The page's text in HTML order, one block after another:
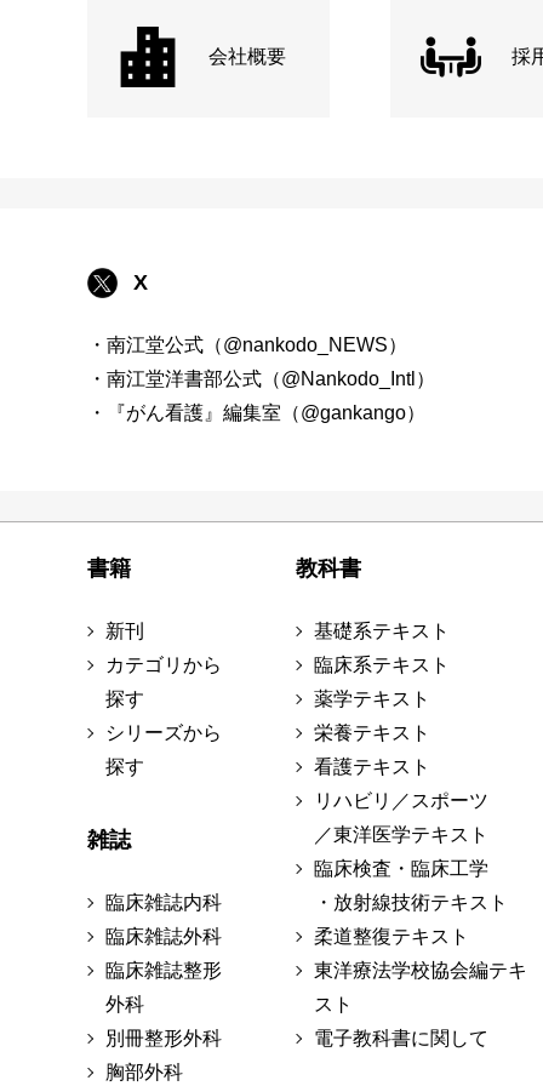
会社概要 採
X
・南江堂公式（@nankodo_NEWS）
・南江堂洋書部公式（@Nankodo_Intl）
・『がん看護』編集室（@gankango）
書籍
新刊
カテゴリから
探す
シリーズから
探す
雑誌
臨床雑誌内科
臨床雑誌外科
臨床雑誌整形
外科
別冊整形外科
胸部外科
教科書
基礎系テキスト
臨床系テキスト
薬学テキスト
栄養テキスト
看護テキスト
リハビリ／スポーツ
／東洋医学テキスト
臨床検査・臨床工学
・放射線技術テキスト
柔道整復テキスト
東洋療法学校協会編テキ
スト
電子教科書に関して